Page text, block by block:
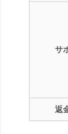
サ
返